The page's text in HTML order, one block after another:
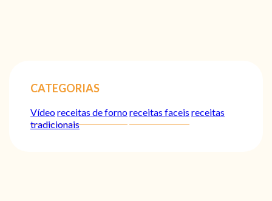
CATEGORIAS
Vídeoreceitas de fornoreceitas faceis receitas
tradicionais